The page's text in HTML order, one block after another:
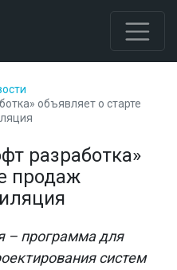
объявляет о старте
разработка»
продаж
– программа для
систем